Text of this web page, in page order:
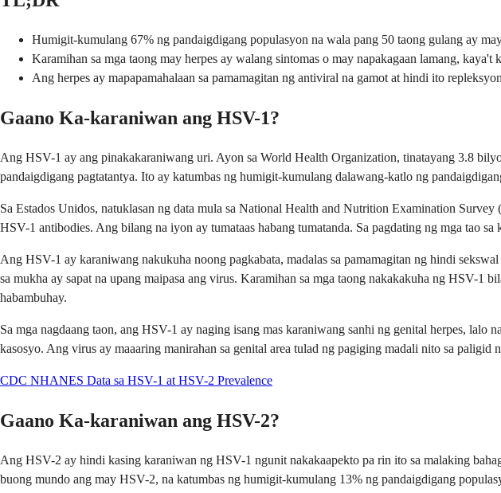
Humigit-kumulang 67% ng pandaigdigang populasyon na wala pang 50 taong gulang ay
Karamihan sa mga taong may herpes ay walang sintomas o may napakagaan lamang,
Ang herpes ay mapapamahalaan sa pamamagitan ng antiviral na gamot at hindi ito
Gaano Ka-karaniwan ang HSV-1?
Ang HSV-1 ay ang pinakakaraniwang uri. Ayon sa World Health Organization, tinatayang 3.8
pandaigdigang pagtatantya. Ito ay katumbas ng humigit-kumulang dalawang-katlo ng
Sa Estados Unidos, natuklasan ng data mula sa National Health and Nutrition Examination
HSV-1 antibodies. Ang bilang na iyon ay tumataas habang tumatanda. Sa pagdating ng mga tao sa
Ang HSV-1 ay karaniwang nakukuha noong pagkabata, madalas sa pamamagitan ng hindi
sa mukha ay sapat na upang maipasa ang virus. Karamihan sa mga taong nakakakuha ng HSV-
habambuhay.
Sa mga nagdaang taon, ang HSV-1 ay naging isang mas karaniwang sanhi ng genital herpes,
kasosyo. Ang virus ay maaaring manirahan sa genital area tulad ng pagiging madali nito sa paligid
CDC NHANES Data sa HSV-1 at HSV-2 Prevalence
Gaano Ka-karaniwan ang HSV-2?
Ang HSV-2 ay hindi kasing karaniwan ng HSV-1 ngunit nakakaapekto pa rin ito sa malaking
buong mundo ang may HSV-2, na katumbas ng humigit-kumulang 13% ng pandaigdigang